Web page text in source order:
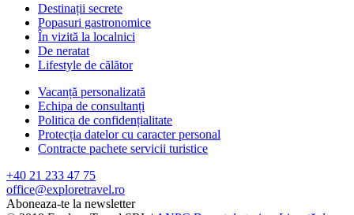
Destinații secrete
Popasuri gastronomice
În vizită la localnici
De neratat
Lifestyle de călător
Vacanță personalizată
Echipa de consultanți
Politica de confidențialitate
Protecția datelor cu caracter personal
Contracte pachete servicii turistice
+40 21 233 47 75
office@exploretravel.ro
Aboneaza-te la newsletter